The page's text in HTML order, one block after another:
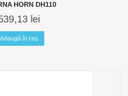
HORN DH110
lei
Adaugă în coș